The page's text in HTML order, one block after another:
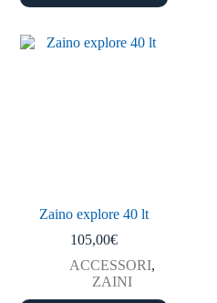
Zaino explore 40 lt
105,00€
ACCESSORI,
ZAINI